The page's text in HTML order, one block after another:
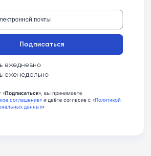
ежедневно
еженедельно
Подписаться
«Подписаться», вы принимаете
соглашение» и даёте согласие с «Политикой
данных»